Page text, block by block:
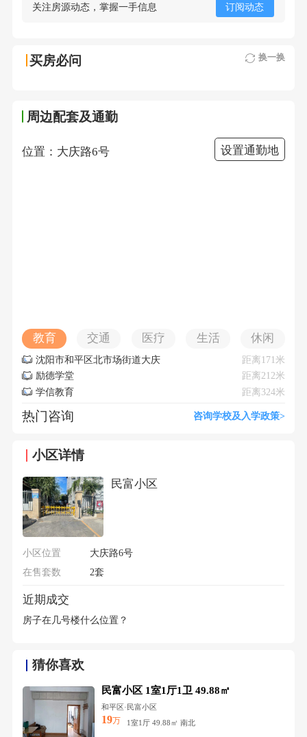
关注房源动态，掌握一手信息 订阅动态
买房必问 换一换
周边配套及通勤
位置：大庆路6号 设置通勤地
教育 交通 医疗 生活 休闲
沈阳市和平区北市场街道大庆
路社区新时代文明实践站
距离171米
励德学堂
距离212米
学信教育
距离324米
热门咨询 咨询学校及入学政策>
小区详情
民富小区
小区位置
大庆路6号
在售套数
2套
近期成交
房子在几号楼什么位置？
猜你喜欢
民富小区 1室1厅1卫 49.88㎡
和平区·民富小区
19万 1室1厅 49.88㎡ 南北